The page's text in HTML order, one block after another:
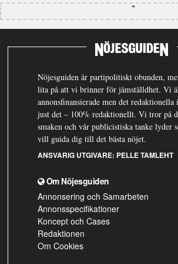
Nöjesguiden är partipolitiskt obunden,
lita på att vi brinner för jämställdhet. Vi
annonsfinansierade men det redaktionella
just det – 100% redaktionellt. Vi tror på
smaken och vår publicistiska tanke lyder
vill guida dig till det bästa nöjet.
ANSVARIG UTGIVARE: PELLE TAMLEHT
Om Nöjesguiden
Annonsering och Samarbeten
Annonsspecifikationer
Koncept och Cases
Redaktionen
Om Cookies